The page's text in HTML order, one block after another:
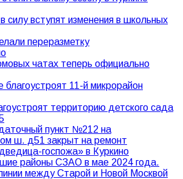
силу вступят изменения в школьных
переразметку
чатах теперь официально
благоустроят 11-й микрорайон
территорию детского сада
пункт №212 на
ш. д51 закрыт на ремонт
госпожа» в Куркино
районы СЗАО в мае 2024 года.
между Старой и Новой Москвой